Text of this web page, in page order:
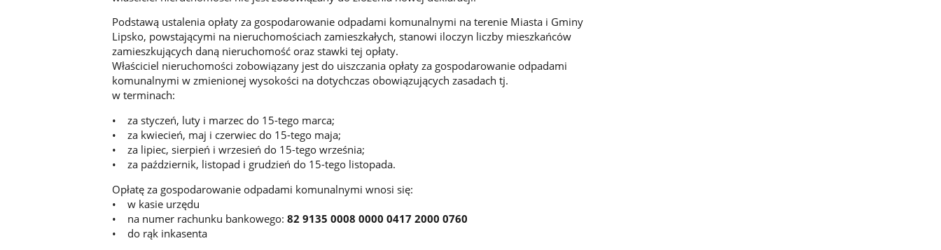
Podstawą ustalenia opłaty za gospodarowanie odpadami komunalnymi na terenie Miasta i Gminy
Lipsko, powstającymi na nieruchomościach zamieszkałych, stanowi iloczyn liczby mieszkańców
zamieszkujących daną nieruchomość oraz stawki tej opłaty.
Właściciel nieruchomości zobowiązany jest do uiszczania opłaty za gospodarowanie odpadami
komunalnymi w zmienionej wysokości na dotychczas obowiązujących zasadach tj.
w terminach:
• za styczeń, luty i marzec do 15-tego marca;
• za kwiecień, maj i czerwiec do 15-tego maja;
• za lipiec, sierpień i wrzesień do 15-tego września;
• za październik, listopad i grudzień do 15-tego listopada.
Opłatę za gospodarowanie odpadami komunalnymi wnosi się:
• w kasie urzędu
• na numer rachunku bankowego: 82 9135 0008 0000 0417 2000 0760
• do rąk inkasenta